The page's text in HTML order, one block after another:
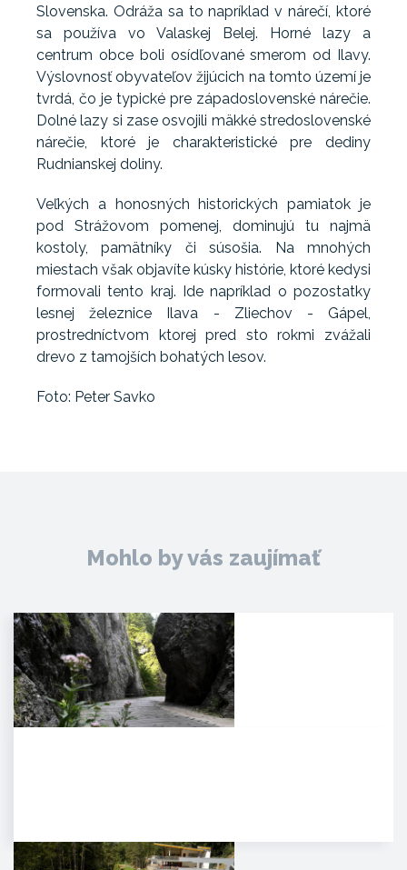
Slovenska. Odráža sa to napríklad v nárečí, ktoré
sa používa vo Valaskej Belej. Horné lazy a
centrum obce boli osídľované smerom od Ilavy.
Výslovnosť obyvateľov žijúcich na tomto území je
tvrdá, čo je typické pre západoslovenské nárečie.
Dolné lazy si zase osvojili mäkké stredoslovenské
nárečie, ktoré je charakteristické pre dediny
Rudnianskej doliny.
Veľkých a honosných historických pamiatok je
pod Strážovom pomenej, dominujú tu najmä
kostoly, pamätníky či súsošia. Na mnohých
miestach však objavíte kúsky histórie, ktoré kedysi
formovali tento kraj. Ide napríklad o pozostatky
lesnej železnice Ilava - Zliechov - Gápel,
prostredníctvom ktorej pred sto rokmi zvážali
drevo z tamojších bohatých lesov.
Foto: Peter Savko
Mohlo by vás zaujímať